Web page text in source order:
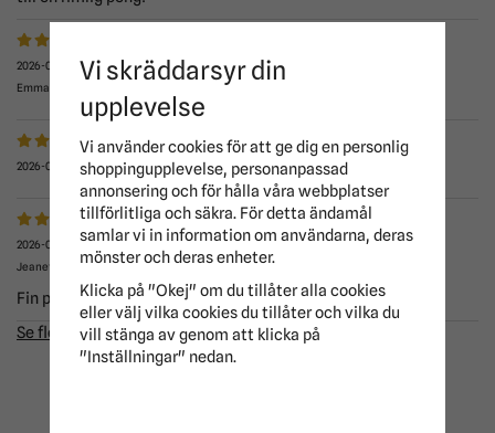
2026-07-14
Emma
2026-06-28
2026-06-28
Jeanette
Fin passform!
Se fler recensioner...
Vi skräddarsyr din
upplevelse
Vi använder cookies för att ge dig en personlig
shoppingupplevelse, personanpassad
annonsering och för hålla våra webbplatser
tillförlitliga och säkra. För detta ändamål
samlar vi in information om användarna, deras
mönster och deras enheter.
Klicka på "Okej" om du tillåter alla cookies
eller välj vilka cookies du tillåter och vilka du
vill stänga av genom att klicka på
"Inställningar" nedan.